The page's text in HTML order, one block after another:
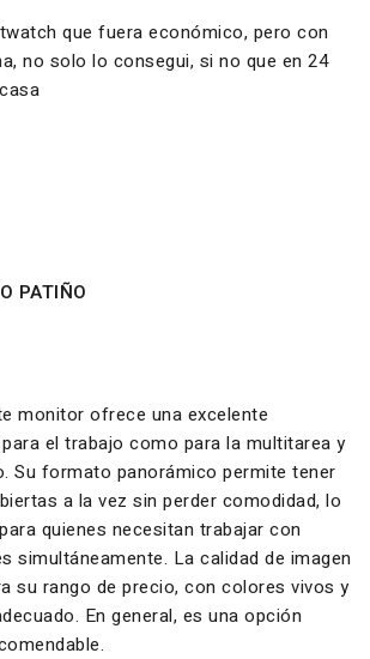
que fuera económico, pero con
no solo lo consegui, si no que en 24
PATIÑO
monitor ofrece una excelente
el trabajo como para la multitarea y
Su formato panorámico permite tener
a la vez sin perder comodidad, lo
quienes necesitan trabajar con
simultáneamente. La calidad de imagen
su rango de precio, con colores vivos y
En general, es una opción